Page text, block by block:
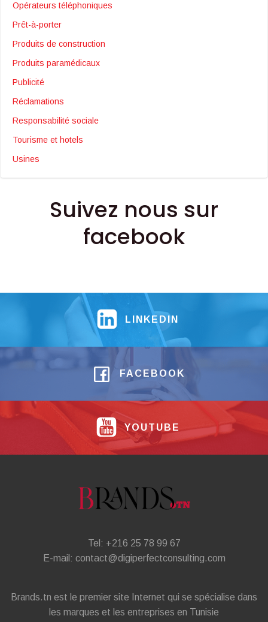
Opérateurs téléphoniques
Prêt-à-porter
Produits de construction
Produits paramédicaux
Publicité
Réclamations
Responsabilité sociale
Tourisme et hotels
Usines
Suivez nous sur
facebook
LINKEDIN
FACEBOOK
YOUTUBE
Tel: +216 25 78 99 67
E-mail: contact@digiperfectconsulting.com
Brands.tn est le premier site Internet qui se spécialise dans
les marques et les entreprises en Tunisie